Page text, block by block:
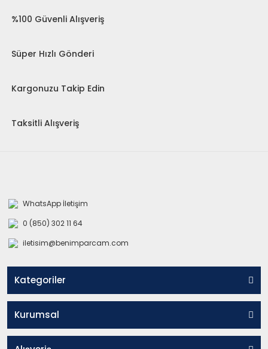
%100 Güvenli Alışveriş
Süper Hızlı Gönderi
Kargonuzu Takip Edin
Taksitli Alışveriş
WhatsApp İletişim
0 (850) 302 11 64
iletisim@benimparcam.com
Kategoriler
Kurumsal